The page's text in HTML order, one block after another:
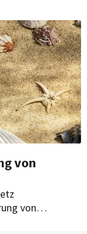
nun das
von
von